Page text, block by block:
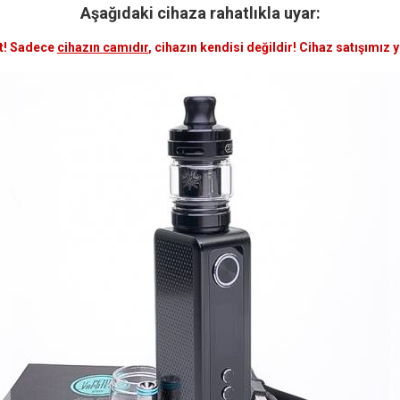
Aşağıdaki cihaza rahatlıkla uyar:
Sadece cihazın camıdır, cihazın kendisi değildir! Cihaz satışımız